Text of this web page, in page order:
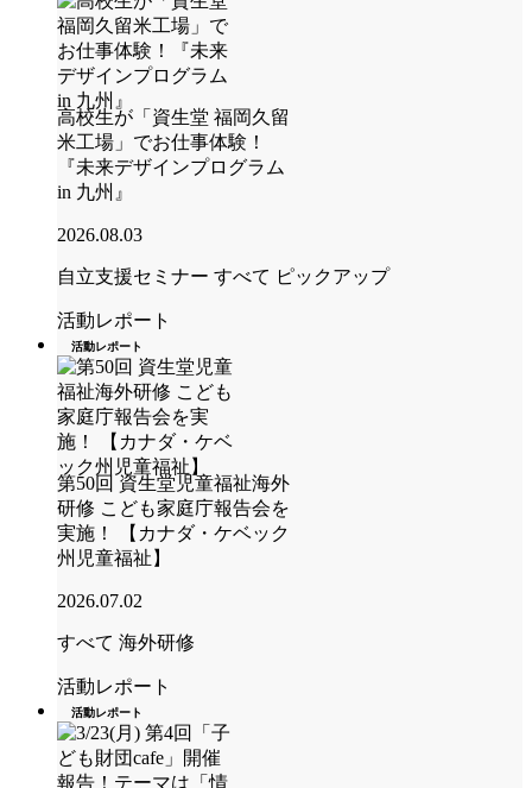
高校生が「資生堂 福岡久留
米工場」でお仕事体験！
『未来デザインプログラム
in 九州』
2026.08.03
自立支援セミナー すべて ピックアップ
活動レポート
活動レポート
第50回 資生堂児童福祉海外
研修 こども家庭庁報告会を
実施！ 【カナダ・ケベック
州児童福祉】
2026.07.02
すべて 海外研修
活動レポート
活動レポート